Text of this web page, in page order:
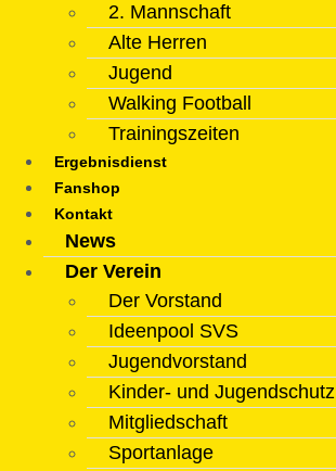
2. Mannschaft
Alte Herren
Jugend
Walking Football
Trainingszeiten
Ergebnisdienst
Fanshop
Kontakt
News
Der Verein
Der Vorstand
Ideenpool SVS
Jugendvorstand
Kinder- und Jugendschutz
Mitgliedschaft
Sportanlage